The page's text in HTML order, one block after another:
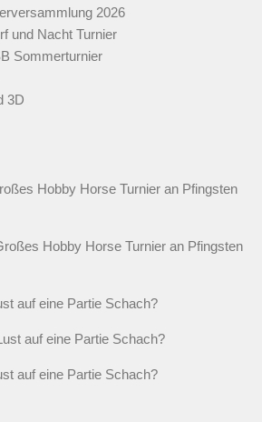
2026
und Nacht Turnier
Sommerturnier
3D
Hobby Horse Turnier an Pfingsten
Hobby Horse Turnier an Pfingsten
auf eine Partie Schach?
auf eine Partie Schach?
auf eine Partie Schach?